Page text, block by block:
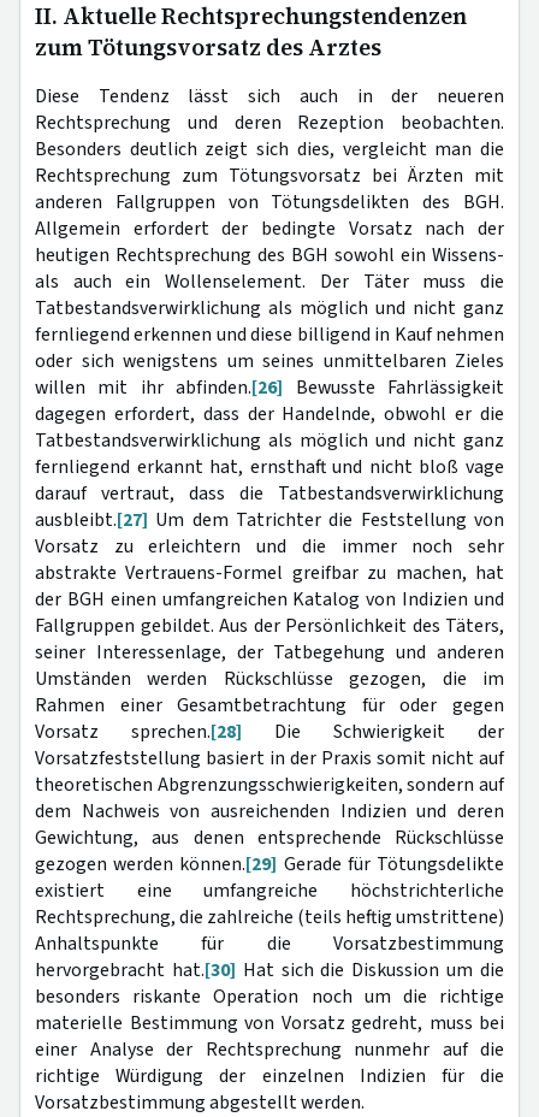
II. Aktuelle Rechtsprechungstendenzen
zum Tötungsvorsatz des Arztes
Diese Tendenz lässt sich auch in der neueren
Rechtsprechung und deren Rezeption beobachten.
Besonders deutlich zeigt sich dies, vergleicht man die
Rechtsprechung zum Tötungsvorsatz bei Ärzten mit
anderen Fallgruppen von Tötungsdelikten des BGH.
Allgemein erfordert der bedingte Vorsatz nach der
heutigen Rechtsprechung des BGH sowohl ein Wissens-
als auch ein Wollenselement. Der Täter muss die
Tatbestandsverwirklichung als möglich und nicht ganz
fernliegend erkennen und diese billigend in Kauf nehmen
oder sich wenigstens um seines unmittelbaren Zieles
willen mit ihr abfinden.[26] Bewusste Fahrlässigkeit
dagegen erfordert, dass der Handelnde, obwohl er die
Tatbestandsverwirklichung als möglich und nicht ganz
fernliegend erkannt hat, ernsthaft und nicht bloß vage
darauf vertraut, dass die Tatbestandsverwirklichung
ausbleibt.[27] Um dem Tatrichter die Feststellung von
Vorsatz zu erleichtern und die immer noch sehr
abstrakte Vertrauens-Formel greifbar zu machen, hat
der BGH einen umfangreichen Katalog von Indizien und
Fallgruppen gebildet. Aus der Persönlichkeit des Täters,
seiner Interessenlage, der Tatbegehung und anderen
Umständen werden Rückschlüsse gezogen, die im
Rahmen einer Gesamtbetrachtung für oder gegen
Vorsatz sprechen.[28] Die Schwierigkeit der
Vorsatzfeststellung basiert in der Praxis somit nicht auf
theoretischen Abgrenzungsschwierigkeiten, sondern auf
dem Nachweis von ausreichenden Indizien und deren
Gewichtung, aus denen entsprechende Rückschlüsse
gezogen werden können.[29] Gerade für Tötungsdelikte
existiert eine umfangreiche höchstrichterliche
Rechtsprechung, die zahlreiche (teils heftig umstrittene)
Anhaltspunkte für die Vorsatzbestimmung
hervorgebracht hat.[30] Hat sich die Diskussion um die
besonders riskante Operation noch um die richtige
materielle Bestimmung von Vorsatz gedreht, muss bei
einer Analyse der Rechtsprechung nunmehr auf die
richtige Würdigung der einzelnen Indizien für die
Vorsatzbestimmung abgestellt werden.